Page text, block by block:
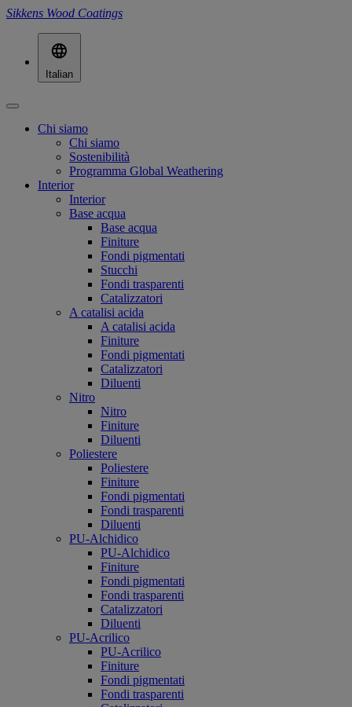
Sikkens Wood Coatings
Italian
Chi siamo
Chi siamo
Sostenibilità
Programma Global Weathering
Interior
Interior
Base acqua
Base acqua
Finiture
Fondi pigmentati
Stucchi
Fondi trasparenti
Catalizzatori
A catalisi acida
A catalisi acida
Finiture
Fondi pigmentati
Catalizzatori
Diluenti
Nitro
Nitro
Finiture
Diluenti
Poliestere
Poliestere
Finiture
Fondi pigmentati
Fondi trasparenti
Diluenti
PU-Alchidico
PU-Alchidico
Finiture
Fondi pigmentati
Fondi trasparenti
Catalizzatori
Diluenti
PU-Acrilico
PU-Acrilico
Finiture
Fondi pigmentati
Fondi trasparenti